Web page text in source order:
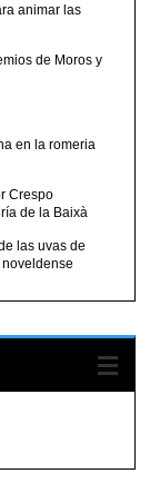
animar las
de Moros y
en la romeria
Crespo
de la Baixà
las uvas de